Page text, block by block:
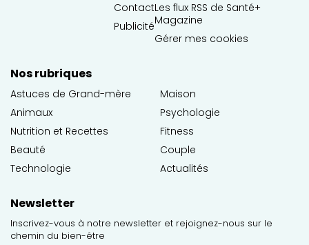
Contact
Publicité
Les flux RSS de Santé+
Magazine
Gérer mes cookies
Nos rubriques
Astuces de Grand-mère
Animaux
Nutrition et Recettes
Beauté
Technologie
Maison
Psychologie
Fitness
Couple
Actualités
Newsletter
Inscrivez-vous à notre newsletter et rejoignez-nous sur le
chemin du bien-être